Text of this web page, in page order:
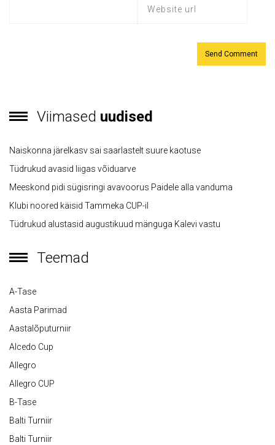
Viimased uudised
Naiskonna järelkasv sai saarlastelt suure kaotuse
Tüdrukud avasid liigas võiduarve
Meeskond pidi sügisringi avavoorus Paidele alla vanduma
Klubi noored käisid Tammeka CUP-il
Tüdrukud alustasid augustikuud mänguga Kalevi vastu
Teemad
A-Tase
Aasta Parimad
Aastalõputurniir
Alcedo Cup
Allegro
Allegro CUP
B-Tase
Balti Turniir
Balti Turniir